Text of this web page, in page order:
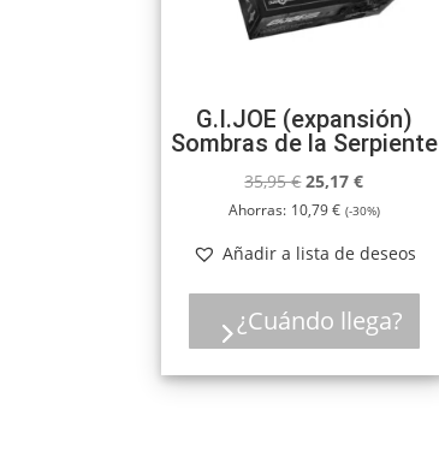
G.I.JOE (expansión)
Sombras de la Serpiente
35,95€El
precio
era:
35,95 €.
25,17€El
precio
es:
25,17 €.
Ahorras: 10,79€ (-30%)
Añadir a lista de deseos
¿Cuándo llega?